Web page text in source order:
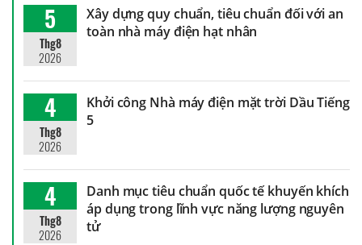
5
Thg8
2026
Xây dựng quy chuẩn, tiêu chuẩn đối với an
toàn nhà máy điện hạt nhân
4
Thg8
2026
Khởi công Nhà máy điện mặt trời Dầu Tiếng
5
4
Thg8
2026
Danh mục tiêu chuẩn quốc tế khuyến khích
áp dụng trong lĩnh vực năng lượng nguyên
tử